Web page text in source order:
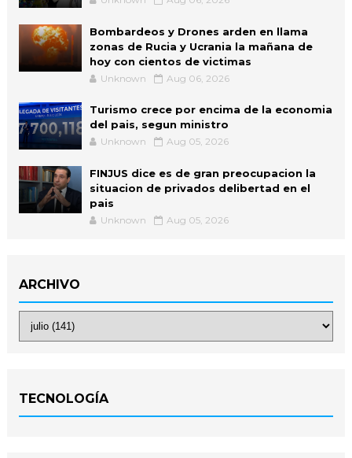
Bombardeos y Drones arden en llama
zonas de Rucia y Ucrania la mañana de
hoy con cientos de victimas
Unknown Aug 06, 2026
Turismo crece por encima de la economia
del pais, segun ministro
Unknown Aug 05, 2026
FINJUS dice es de gran preocupacion la
situacion de privados delibertad en el
pais
Unknown Aug 05, 2026
ARCHIVO
TECNOLOGÍA